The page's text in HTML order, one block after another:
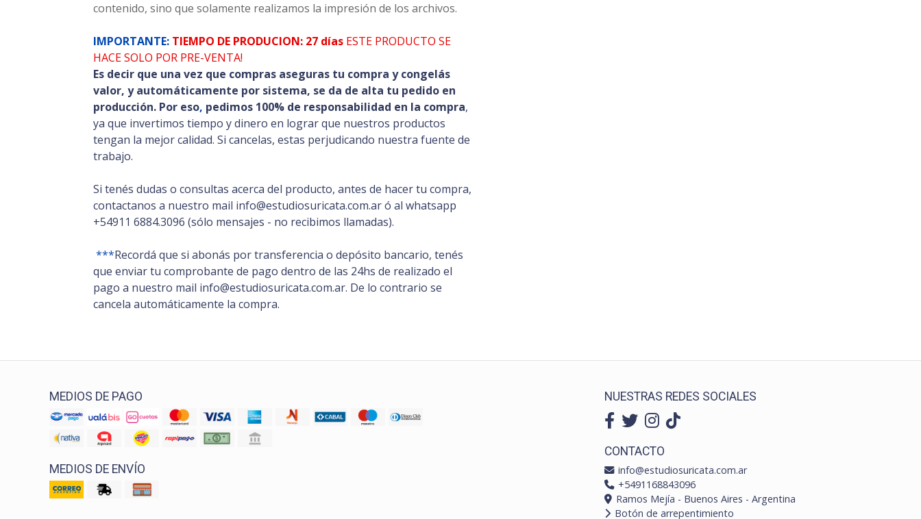
contenido, sino que solamente realizamos la impresión de los archivos.
IMPORTANTE: TIEMPO DE PRODUCION: 27 días ESTE PRODUCTO SE
HACE SOLO POR PRE-VENTA!
Es decir que una vez que compras aseguras tu compra y congelás
valor, y automáticamente por sistema, se da de alta tu pedido en
producción. Por eso, pedimos 100% de responsabilidad en la compra,
ya que invertimos tiempo y dinero en lograr que nuestros productos
tengan la mejor calidad. Si cancelas, estas perjudicando nuestra fuente de
trabajo.
Si tenés dudas o consultas acerca del producto, antes de hacer tu compra,
contactanos a nuestro mail info@estudiosuricata.com.ar ó al whatsapp
+54911 6884.3096 (sólo mensajes - no recibimos llamadas).
***Recordá que si abonás por transferencia o depósito bancario, tenés
que enviar tu comprobante de pago dentro de las 24hs de realizado el
pago a nuestro mail info@estudiosuricata.com.ar. De lo contrario se
cancela automáticamente la compra.
MEDIOS DE PAGO
MEDIOS DE ENVÍO
NUESTRAS REDES SOCIALES
CONTACTO
info@estudiosuricata.com.ar
+5491168843096
Ramos Mejía - Buenos Aires - Argentina
Botón de arrepentimiento